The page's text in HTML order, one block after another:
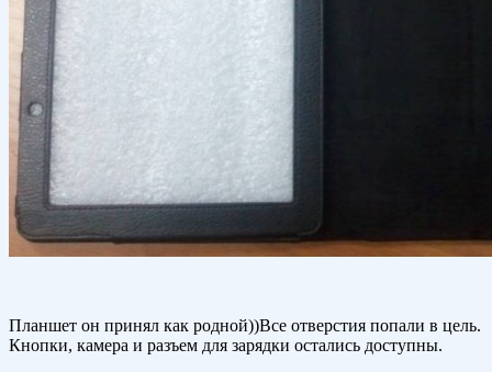
Планшет он принял как родной))Все отверстия попали в цель.
Кнопки, камера и разъем для зарядки остались доступны.